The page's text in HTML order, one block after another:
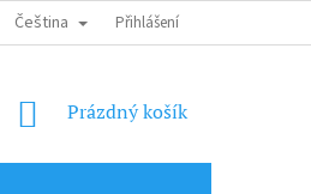
SHIPPING OBCHODNÍ PODMÍNKY
Čeština Přihlášení
NÁKUPNÍ
Prázdný košík